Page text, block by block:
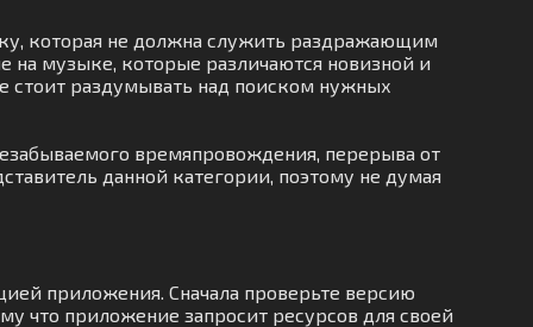
которая не должна служить раздражающим
на музыке, которые различаются новизной и
стоит раздумывать над поиском нужных
времяпровождения, перерыва от
данной категории, поэтому не думая
приложения. Сначала проверьте версию
что приложение запросит ресурсов для своей